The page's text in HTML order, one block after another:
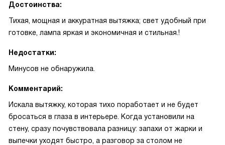
Достоинства:
Тихая, мощная и аккуратная вытяжка; свет удобный при
готовке, лампа яркая и экономичная и стильная.!
Недостатки:
Минусов не обнаружила.
Комментарий:
Искала вытяжку, которая тихо поработает и не будет
бросаться в глаза в интерьере. Когда установили на
стену, сразу почувствовала разницу: запахи от жарки и
выпечки уходят быстро, а разговор за столом не